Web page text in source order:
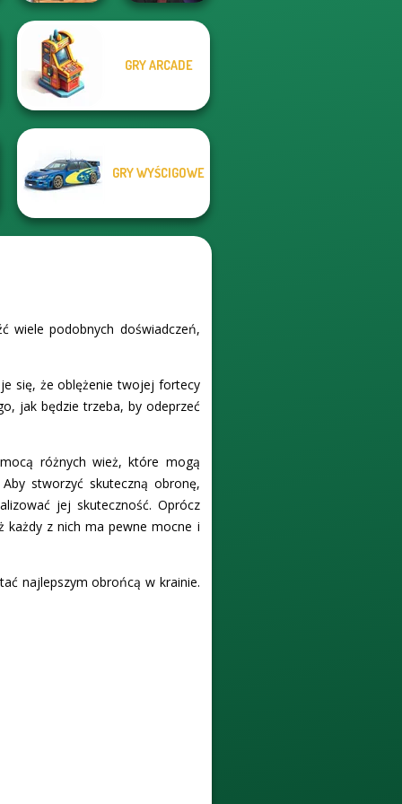
Super Hero
Driving School
Vampire Hunter
GRY ARCADE
GRY WYŚCIGOWE
wiele podobnych doświadczeń,
się, że oblężenie twojej fortecy
jak będzie trzeba, by odeprzeć
różnych wież, które mogą
stworzyć skuteczną obronę,
jej skuteczność. Oprócz
każdy z nich ma pewne mocne i
najlepszym obrońcą w krainie.